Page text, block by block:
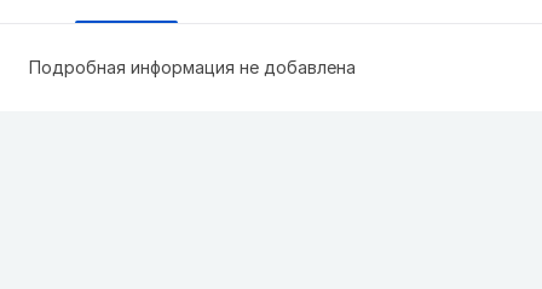
Подробная информация не добавлена